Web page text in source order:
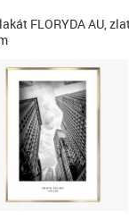
FLORYDA AU,